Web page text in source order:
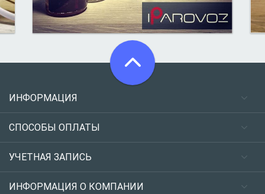
ИНФОРМАЦИЯ
СПОСОБЫ ОПЛАТЫ
УЧЕТНАЯ ЗАПИСЬ
ИНФОРМАЦИЯ О КОМПАНИИ